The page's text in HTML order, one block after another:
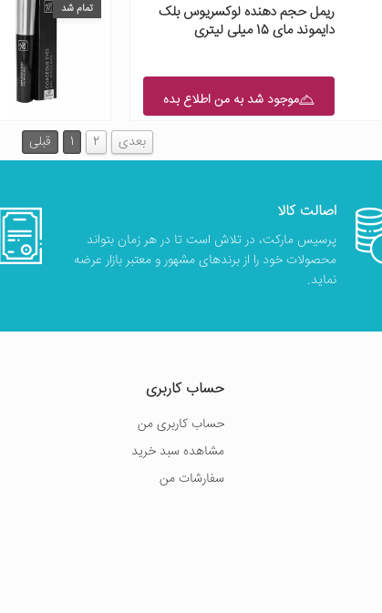
ریمل حجم دهنده لوکسریوس بلک
دایموند مای 15 میلی لیتری
موجود شد به من اطلاع بده
تمام شد
قبلی 1 2 بعدی
اصالت کالا
پرسیس مارکت، در تلاش است تا در هر زمان بتواند
محصولات خود را از برندهای مشهور و معتبر بازار عرضه
نماید.
حساب کاربری
حساب کاربری من
مشاهده سبد خرید
سفارشات من